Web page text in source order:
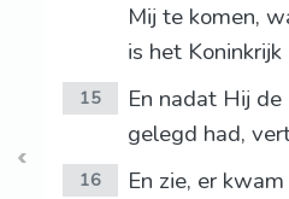
Mij te komen,
is het
15
En nadat Hij de
gelegd had,
16
En zie, er